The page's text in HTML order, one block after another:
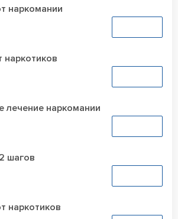
наркомании
наркотиков
лечение наркомании
шагов
наркотиков